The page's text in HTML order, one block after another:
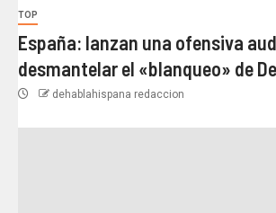
TOP
España: lanzan una ofensiva
desmantelar el «blanqueo» de
dehablahispana redaccion